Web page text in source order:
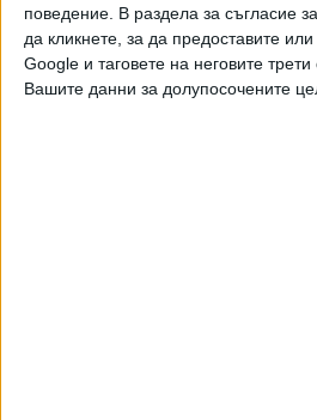
поведение. В раздела за съгласие
да кликнете, за да предоставите
Google и таговете на неговите
Вашите данни за долупосочените
Ако искате да подкрепите
и качествена журналистика в “Сега”,
можете да направите дарение през
PayPal